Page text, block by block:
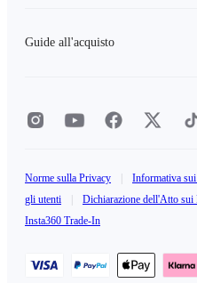
Guide all'acquisto
Norme sulla Privacy Informativa
gli utenti
Dichiarazione dell'Atto sui
Insta360 Trade-In